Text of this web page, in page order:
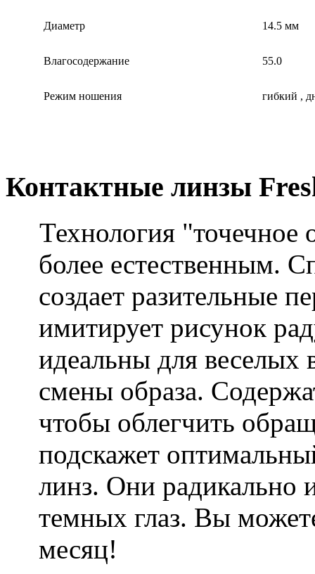
Диаметр 14.5 мм
Влагосодержание 55.0
Режим ношения гибкий ,
Контактные линзы
Технология "точечное
более естественным.
создает разительные
имитирует рисунок
идеальны для веселых
смены образа.
чтобы облегчить
подскажет
линз. Они радикально
темных глаз. Вы
месяц!